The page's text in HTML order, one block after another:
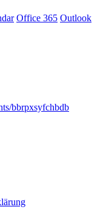
Office 365 Outlook
bbrpxsyfchbdb